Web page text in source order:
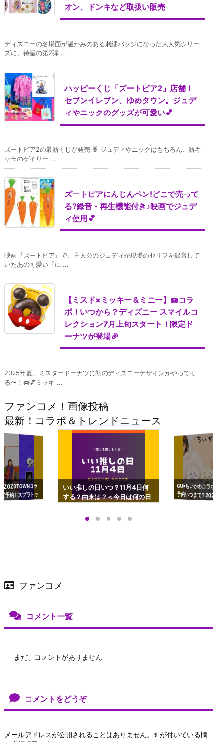
オン、ドンキなど取扱い販売
ディズニーの名場面が温かみのある刺繍バッジになった大人気シリー
ズに、待望の第2弾 ...
ハッピーくじ「ズートピア2」店舗！
セブンイレブン、ゆめタウン。ジュデ
ィやニックのグッズが可愛い💕
ズートピア2の最新くじが発売 🐰 ジュディやニックはもちろん、新キ
ャラのゲイリー ...
ズートピアにんじんペン!どこで売って
る?録音・再生機能付き♪映画でジュデ
ィ使用💕
映画『ズートピア』で、主人公のジュディが現場のセリフを録音して
いたあの可愛い「に ...
【ミスド×ミッキー＆ミニー】🍩コラ
ボ！いつから？ディズニー スマイルコ
レクション7月上旬スタート！限定ド
ーナツが登場🎉
2025年夏、ミスタードーナツに初のディズニーデザインがやってく
る〜！🍩💕ミッキ ...
ファンコメ！画像投稿
最新！コラボ＆トレンドニュース
コラ
予約！スプラトゥ
ップも渋谷Hz
いい推しの日いつ？11月4日何
する？由来は？＜今日は何の日
GU×ちいかわコラ
予約いつまで？
ーチやショルダー
ファンコメ
コメント一覧
まだ、コメントがありません
コメントをどうぞ
メールアドレスが公開されることはありません。 ※ が付いている欄